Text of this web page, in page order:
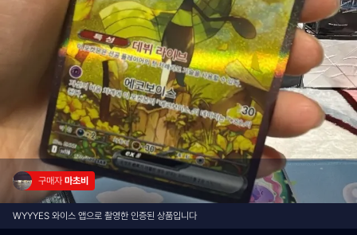
구매자 마초비
WYYYES 와이스 앱으로 촬영한 인증된 상품입니다